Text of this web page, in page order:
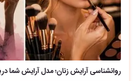
روانشناسی آرایش زنان؛ مدل آرایش شما